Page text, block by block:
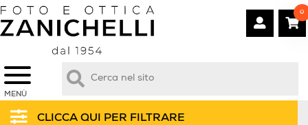
MENÙ
0
CLICCA QUI PER FILTRARE